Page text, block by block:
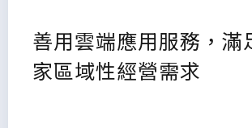
善用雲端應用服務，滿
家區域性經營需求